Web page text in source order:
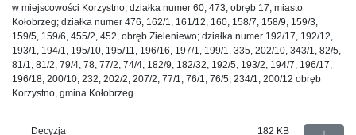
w miejscowości Korzystno; działka numer 60, 473, obręb 17, miasto
Kołobrzeg; działka numer 476, 162/1, 161/12, 160, 158/7, 158/9, 159/3,
159/5, 159/6, 455/2, 452, obręb Zieleniewo; działka numer 192/17, 192/12,
193/1, 194/1, 195/10, 195/11, 196/16, 197/1, 199/1, 335, 202/10, 343/1, 82/5,
81/1, 81/2, 79/4, 78, 77/2, 74/4, 182/9, 182/32, 192/5, 193/2, 194/7, 196/17,
196/18, 200/10, 232, 202/2, 207/2, 77/1, 76/1, 76/5, 234/1, 200/12 obręb
Korzystno, gmina Kołobrzeg.
Decyzja
182 KB